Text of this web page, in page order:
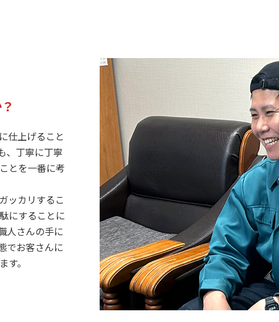
仕上げること
、丁寧に丁寧
とを一番に考
ッカリするこ
にすることに
人さんの手に
でお客さんに
。